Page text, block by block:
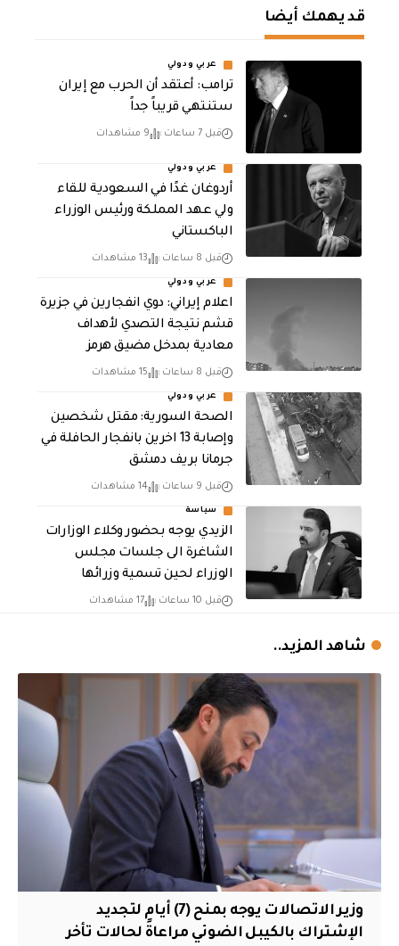
قد يهمك أيضا
عربي ودولي
‏ترامب: أعتقد أن الحرب مع إيران
ستنتهي قريباً جداً
قبل 7 ساعات 9 مشاهدات
عربي ودولي
أردوغان غدًا في السعودية للقاء
ولي عهد المملكة ورئيس الوزراء
الباكستاني
قبل 8 ساعات 13 مشاهدات
عربي ودولي
اعلام إيراني: دوي انفجارين في جزيرة
قشم نتيجة التصدي لأهداف
معادية بمدخل مضيق هرمز
قبل 8 ساعات 15 مشاهدات
عربي ودولي
الصحة السورية: مقتل شخصين
وإصابة 13 اخرين بانفجار الحافلة في
جرمانا بريف دمشق
قبل 9 ساعات 14 مشاهدات
سياسة
الزيدي يوجه بحضور وكلاء الوزارات
الشاغرة الى جلسات مجلس
الوزراء لحين تسمية وزرائها
قبل 10 ساعات 17 مشاهدات
شاهد المزيد..
وزير الاتصالات يوجه بمنح (7) أيام لتجديد
الإشتراك بالكيبل الضوئي مراعاةً لحالات تأخر